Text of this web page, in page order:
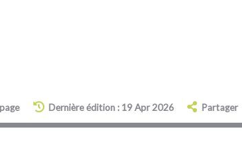
Dernière édition : 19 Apr 2026 Partager